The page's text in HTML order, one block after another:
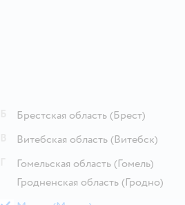
Брестская область (Брест)
Витебская область (Витебск)
Гомельская область (Гомель)
Гродненская область (Гродно)